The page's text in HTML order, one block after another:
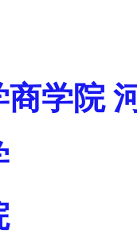
学院